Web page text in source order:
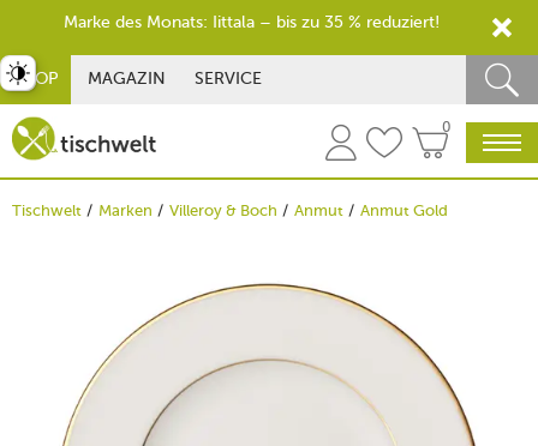
SHOP MAGAZIN SERVICE
0
Tischwelt Marken Villeroy & Boch Anmut Anmut Gold
umschalten
Marke des Monats: Iittala – bis zu 35 % reduziert!